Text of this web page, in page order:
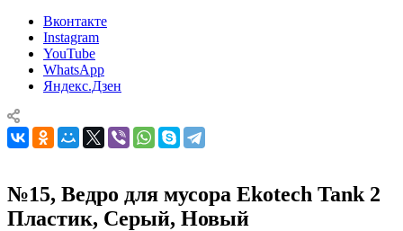
Вконтакте
Instagram
YouTube
WhatsApp
Яндекс.Дзен
№15, Ведро для мусора Ekotech Tank 2
Пластик, Серый, Новый